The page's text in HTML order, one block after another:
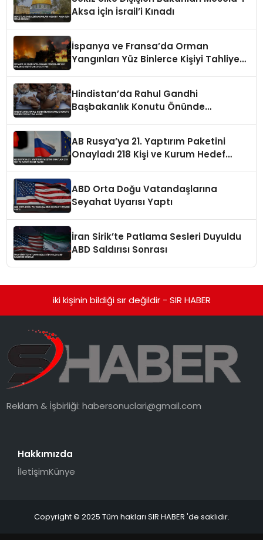
Aksa İçin İsrail’i Kınadı
İspanya ve Fransa’da Orman
Yangınları Yüz Binlerce Kişiyi Tahliye
Hindistan’da Rahul Gandhi
Başbakanlık Konutu Önünde
AB Rusya’ya 21. Yaptırım Paketini
Onayladı 218 Kişi ve Kurum Hedef
ABD Orta Doğu Vatandaşlarına
Seyahat Uyarısı Yaptı
İran Sirik’te Patlama Sesleri Duyuldu
ABD Saldırısı Sonrası
iki kişinin bildiği sır değildir - SIR HABER
Reklam & İşbirliği:habersonuclari@gmail.com
Hakkımızda
İletişimKünye
Copyright © 2025 Tüm hakları SIR HABER 'de saklıdır.